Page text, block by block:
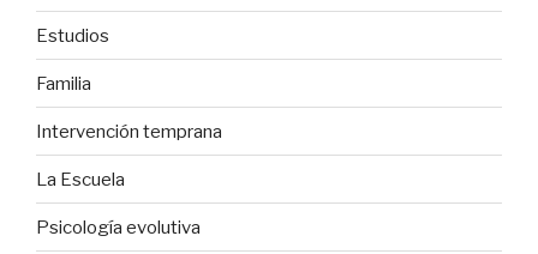
Estudios
Familia
Intervención temprana
La Escuela
Psicología evolutiva